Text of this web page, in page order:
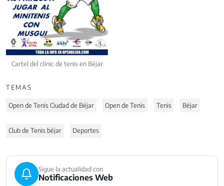
Cartel del clinic de tenis en Béjar
TEMAS
Open de Tenis Ciudad de Béjar Open de Tenis Tenis Béjar
Club de Tenis béjar Deportes
Sigue la actualidad con
Notificaciones Web